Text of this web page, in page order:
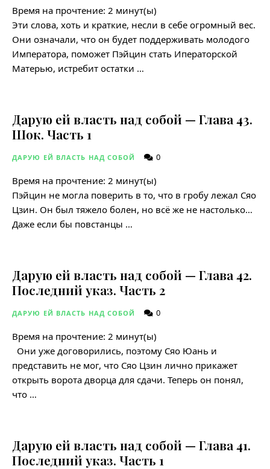
Время на прочтение: 2 минут(ы)
Эти слова, хоть и краткие, несли в себе огромный вес.
Они означали, что он будет поддерживать молодого
Императора, поможет Пэйцин стать Иператорской
Матерью, истребит остатки …
Дарую ей власть над собой — Глава 43.
Шок. Часть 1
ДАРУЮ ЕЙ ВЛАСТЬ НАД СОБОЙ 0
Время на прочтение: 2 минут(ы)
Пэйцин не могла поверить в то, что в гробу лежал Сяо
Цзин. Он был тяжело болен, но всё же не настолько…
Даже если бы повстанцы …
Дарую ей власть над собой — Глава 42.
Последний указ. Часть 2
ДАРУЮ ЕЙ ВЛАСТЬ НАД СОБОЙ 0
Время на прочтение: 2 минут(ы)
Они уже договорились, поэтому Сяо Юань и
представить не мог, что Сяо Цзин лично прикажет
открыть ворота дворца для сдачи. Теперь он понял,
что …
Дарую ей власть над собой — Глава 41.
Последний указ. Часть 1